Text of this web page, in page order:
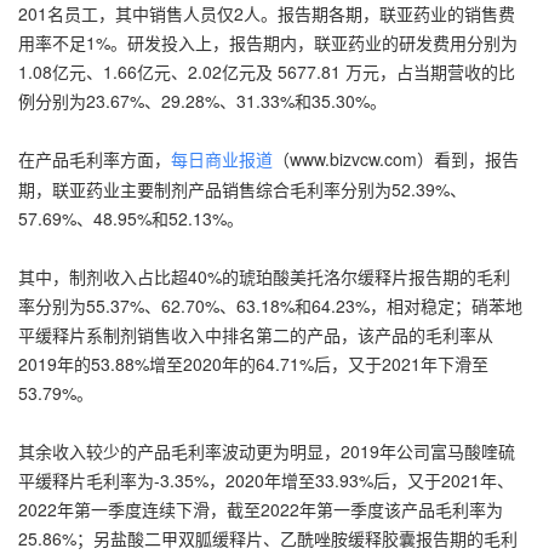
201名员工，其中销售人员仅2人。报告期各期，联亚药业的销售费
用率不足1%。研发投入上，报告期内，联亚药业的研发费用分别为
1.08亿元、1.66亿元、2.02亿元及 5677.81 万元，占当期营收的比
例分别为23.67%、29.28%、31.33%和35.30%。
在产品毛利率方面， 每日商业报道 （www.bizvcw.com）看到，报告
期，联亚药业主要制剂产品销售综合毛利率分别为52.39%、
57.69%、48.95%和52.13%。
其中，制剂收入占比超40%的琥珀酸美托洛尔缓释片报告期的毛利
率分别为55.37%、62.70%、63.18%和64.23%，相对稳定；硝苯地
平缓释片系制剂销售收入中排名第二的产品，该产品的毛利率从
2019年的53.88%增至2020年的64.71%后，又于2021年下滑至
53.79%。
其余收入较少的产品毛利率波动更为明显，2019年公司富马酸喹硫
平缓释片毛利率为-3.35%，2020年增至33.93%后，又于2021年、
2022年第一季度连续下滑，截至2022年第一季度该产品毛利率为
25.86%；另盐酸二甲双胍缓释片、乙酰唑胺缓释胶囊报告期的毛利